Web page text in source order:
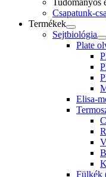
Csapatunk-
Termékek
Sejtbiológia
Plate
Elisa-
Fülkék